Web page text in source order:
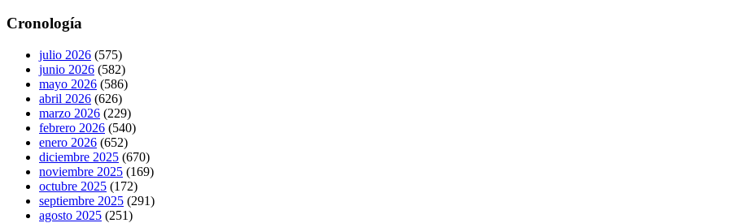
Cronología
julio 2026 (575)
junio 2026 (582)
mayo 2026 (586)
abril 2026 (626)
marzo 2026 (229)
febrero 2026 (540)
enero 2026 (652)
diciembre 2025 (670)
noviembre 2025 (169)
octubre 2025 (172)
septiembre 2025 (291)
agosto 2025 (251)